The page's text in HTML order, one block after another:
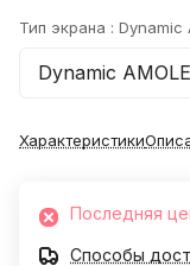
Тип экрана : Dynamic
Dynamic
Характеристики
Последняя
Способы